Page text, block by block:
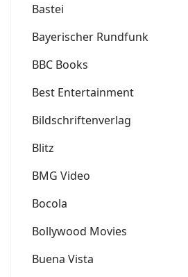
Bastei
Bayerischer Rundfunk
BBC Books
Best Entertainment
Bildschriftenverlag
Blitz
BMG Video
Bocola
Bollywood Movies
Buena Vista